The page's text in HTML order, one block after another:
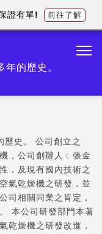
的歷史。
史。 公司創立之
，公司創辦人﹝張金
，及現有國內技術之
氣乾燥機之研發，並
司相關同業之肯定，
本公司研發部門本著
乾燥機之研發改進，
證有單! 前往了解